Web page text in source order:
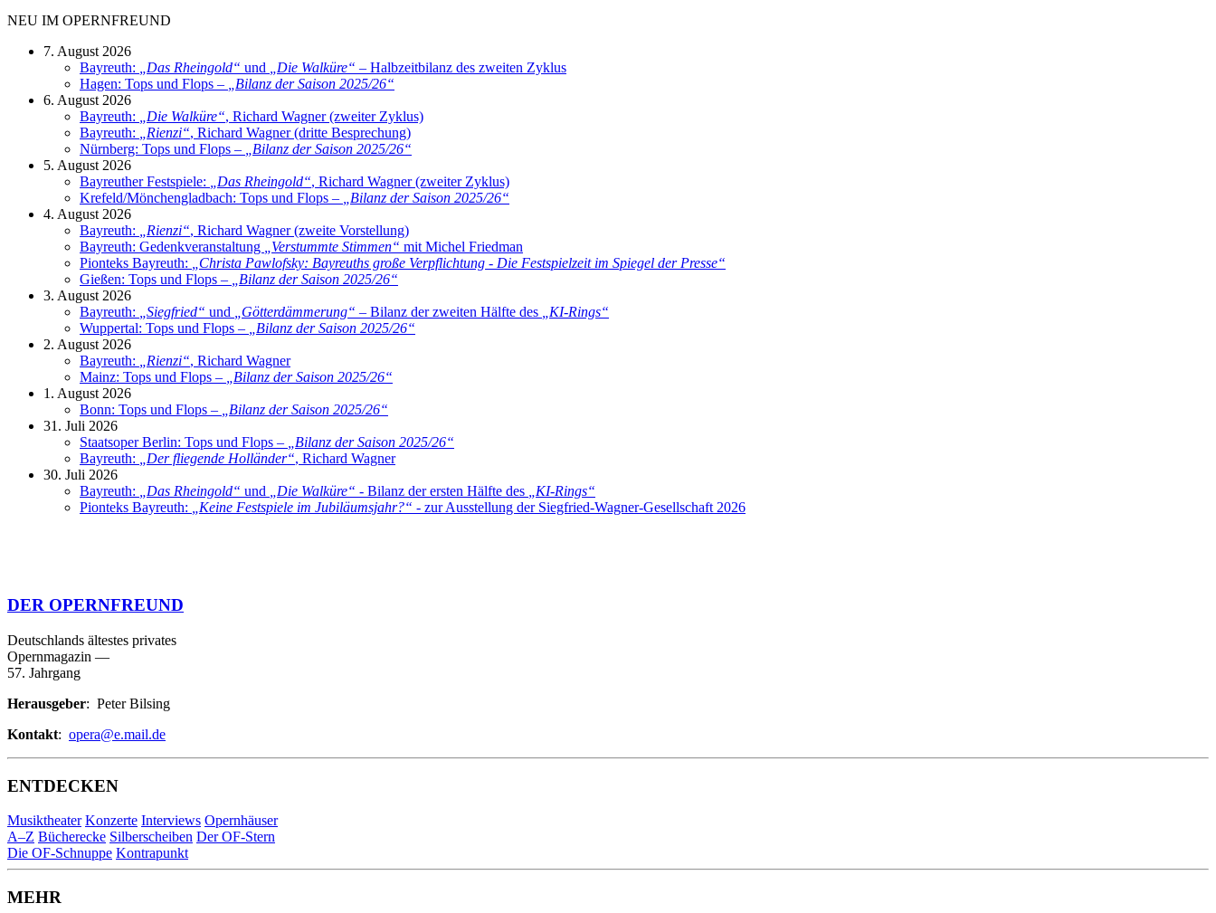
NEU IM OPERNFREUND
7. August 2026
Bayreuth:
Das Rheingold“ und Die Walküre“ – Halbzeitbilanz des zweiten Zyklus
Hagen: Tops und Flops –
Bilanz der Saison 2025/26“
6. August 2026
Bayreuth:
Die Walküre“, Richard Wagner (zweiter Zyklus)
Bayreuth:
Rienzi“, Richard Wagner (dritte Besprechung)
Nürnberg: Tops und Flops –
Bilanz der Saison 2025/26“
5. August 2026
Bayreuther Festspiele:
Das Rheingold“, Richard Wagner (zweiter Zyklus)
Krefeld/Mönchengladbach: Tops und Flops –
Bilanz der Saison 2025/26“
4. August 2026
Bayreuth:
Rienzi“, Richard Wagner (zweite Vorstellung)
Bayreuth: Gedenkveranstaltung
Verstummte Stimmen“ mit Michel Friedman
Pionteks Bayreuth:
Christa Pawlofsky: Bayreuths große Verpflichtung - Die Festspielzeit im Spiegel der Presse“
Gießen: Tops und Flops –
Bilanz der Saison 2025/26“
3. August 2026
Bayreuth:
„Siegfried“ und Götterdämmerung“ – Bilanz der zweiten Hälfte des KI-Rings“
Wuppertal: Tops und Flops –
Bilanz der Saison 2025/26“
2. August 2026
Bayreuth:
Rienzi“, Richard Wagner
Mainz: Tops und Flops –
Bilanz der Saison 2025/26“
1. August 2026
Bonn: Tops und Flops –
Bilanz der Saison 2025/26“
31. Juli 2026
Staatsoper Berlin: Tops und Flops –
Bilanz der Saison 2025/26“
Bayreuth:
Der fliegende Holländer“, Richard Wagner
30. Juli 2026
Bayreuth:
Das Rheingold“ und Die Walküre“ - Bilanz der ersten Hälfte des KI-Rings“
Pionteks Bayreuth:
Keine Festspiele im Jubiläumsjahr?“ - zur Ausstellung der Siegfried-Wagner-Gesellschaft 2026
DER OPERNFREUND
Deutschlands ältestes privates
Opernmagazin —
57. Jahrgang
Herausgeber: Peter Bilsing
Kontakt: opera@e.mail.de
ENTDECKEN
Musiktheater Konzerte Interviews Opernhäuser
A–Z Bücherecke Silberscheiben Der OF-Stern
Die OF-Schnuppe Kontrapunkt
MEHR